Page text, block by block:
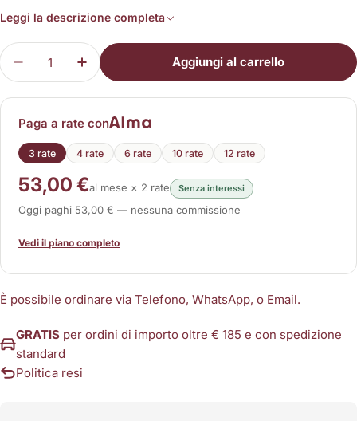
Leggi la descrizione completa
Quantità
Diminuisci la quantità per Cuscino BF Dual Mag
Aumenta la quantità per Cuscino BF
Aggiungi al carrello
Paga a rate con
3 rate 4 rate 6 rate 10 rate 12 rate
53,00 €al mese × 2 rate Senza interessi
Oggi paghi 53,00 € — nessuna commissione
Vedi il piano completo
È possibile ordinare via Telefono, WhatsApp, o Email.
GRATIS per ordini di importo oltre € 185 e con spedizione
standard
Politica resi